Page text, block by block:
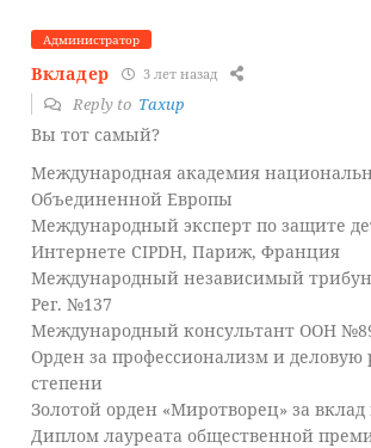
Администратор
Вкладер 3 лет назад
Reply to Тахир
Вы тот самый?
Международная академия
Объединенной Европы
Международный эксперт по защите
Интернете CIPDH, Париж, Франция
Международный независимый
Рег. №137
Международный консультант ООН
Орден за профессионализм и
степени
Золотой орден «Миротворец» за
Диплом лауреата общественной